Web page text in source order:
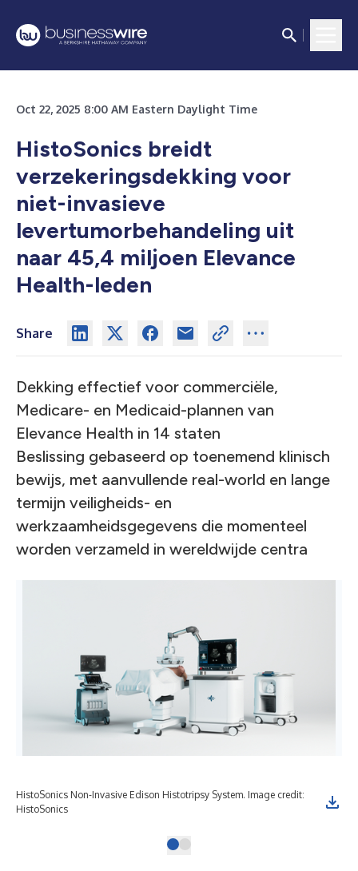
Oct 22, 2025 8:00 AM Eastern Daylight Time
HistoSonics breidt
verzekeringsdekking voor
niet-invasieve
levertumorbehandeling uit
naar 45,4 miljoen Elevance
Health-leden
Share
Dekking effectief voor commerciële,
Medicare- en Medicaid-plannen van
Elevance Health in 14 staten
Beslissing gebaseerd op toenemend klinisch
bewijs, met aanvullende real-world en lange
termijn veiligheids- en
werkzaamheidsgegevens die momenteel
worden verzameld in wereldwijde centra
HistoSonics Non-Invasive Edison Histotripsy System. Image credit:
HistoSonics